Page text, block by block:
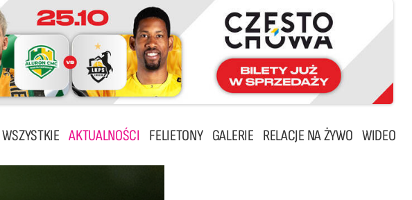
WSZYSTKIE AKTUALNOŚCI FELIETONY GALERIE RELACJE NA ŻYWO WIDEO